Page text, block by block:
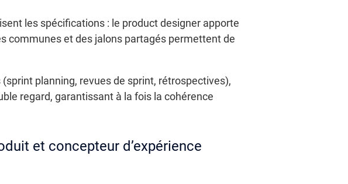
les spécifications : le product designer apporte
communes et des jalons partagés permettent de
planning, revues de sprint, rétrospectives),
regard, garantissant à la fois la cohérence
et concepteur d’expérience